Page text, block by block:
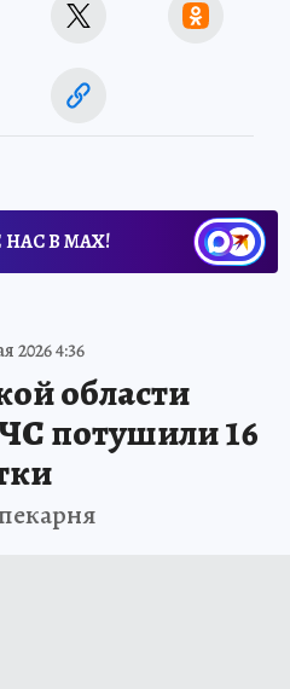
В МАХ!
2026 4:36
области
потушили 16